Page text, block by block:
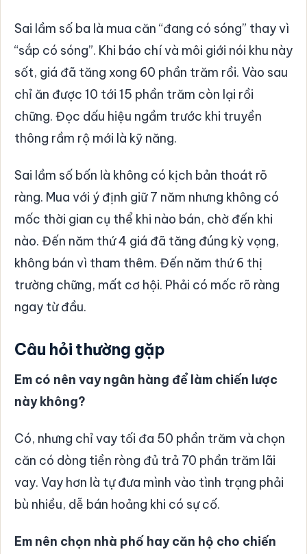
Sai lầm số ba là mua căn “đang có sóng” thay vì
“sắp có sóng”. Khi báo chí và môi giới nói khu này
sốt, giá đã tăng xong 60 phần trăm rồi. Vào sau
chỉ ăn được 10 tới 15 phần trăm còn lại rồi
chững. Đọc dấu hiệu ngầm trước khi truyền
thông rầm rộ mới là kỹ năng.
Sai lầm số bốn là không có kịch bản thoát rõ
ràng. Mua với ý định giữ 7 năm nhưng không có
mốc thời gian cụ thể khi nào bán, chờ đến khi
nào. Đến năm thứ 4 giá đã tăng đúng kỳ vọng,
không bán vì tham thêm. Đến năm thứ 6 thị
trường chững, mất cơ hội. Phải có mốc rõ ràng
ngay từ đầu.
Câu hỏi thường gặp
Em có nên vay ngân hàng để làm chiến lược
này không?
Có, nhưng chỉ vay tối đa 50 phần trăm và chọn
căn có dòng tiền ròng đủ trả 70 phần trăm lãi
vay. Vay hơn là tự đưa mình vào tình trạng phải
bù nhiều, dễ bán hoảng khi có sự cố.
Em nên chọn nhà phố hay căn hộ cho chiến